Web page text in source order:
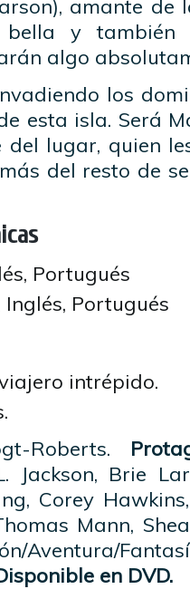
amante de
y también
algo
los
esta isla. Será
lugar, quien
del resto de
Portugués
Inglés, Portugués
intrépido.
Roberts.
Jackson, Brie
Corey
Mann,
Aventura/
en DVD.